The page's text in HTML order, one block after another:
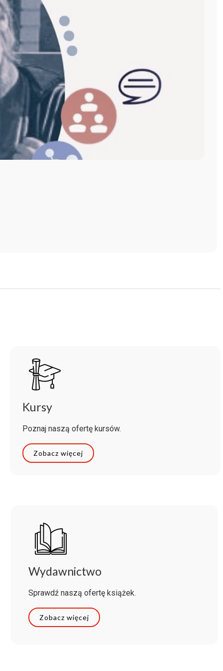
Kursy
Poznaj naszą ofertę kursów.
Zobacz więcej
Wydawnictwo
Sprawdź naszą ofertę książek.
Zobacz więcej